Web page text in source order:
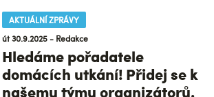
AKTUÁLNÍ ZPRÁVY
út 30.9.2025 - Redakce
Hledáme pořadatele
domácích utkání! Přidej se k
našemu týmu organizátorů.